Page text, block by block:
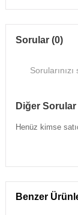
Sorular (0)
Diğer Sorular
Henüz kimse
Benzer